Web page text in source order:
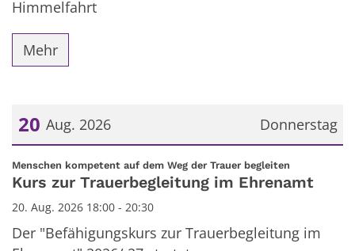
Himmelfahrt
Mehr
Donnerstag
20 Aug. 2026
Datum: 20. August 2026
Menschen kompetent auf dem Weg der Trauer begleiten
Kurs zur Trauerbegleitung im Ehrenamt
20. Aug. 2026 18:00 - 20:30
Der "Befähigungskurs zur Trauerbegleitung im